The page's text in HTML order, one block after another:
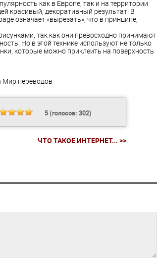
как в Европе, так и на территории
красивый, декоративный результат. В
означает «вырезать», что в принципе,
так как они превосходно принимают
Но в этой технике используют не только
которые можно приклеить на поверхность
Мир переводов
5(голосов: 302)
ЧТО ТАКОЕ ИНТЕРНЕТ... >>